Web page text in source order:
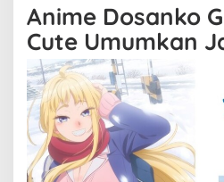
Anime Dosanko
Cute Umumkan